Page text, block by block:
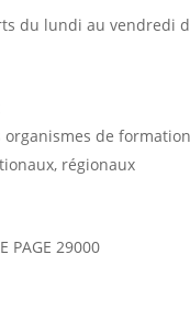
du lundi au vendredi
organismes de
régionaux
PAGE 29000